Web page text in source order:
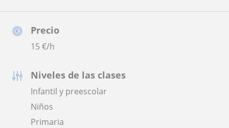
Precio
15€/h
Niveles de las clases
Infantil y preescolar
Niños
Primaria